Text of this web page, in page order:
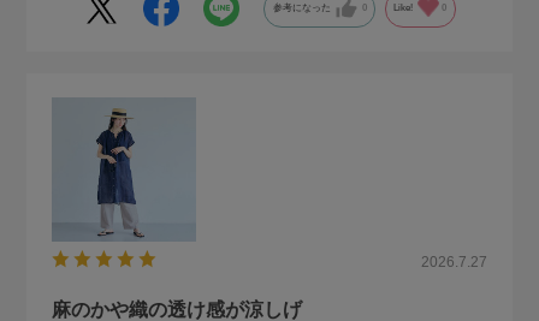
参考になった 0 Like! 0
2026.7.27
麻のかや織の透け感が涼しげ